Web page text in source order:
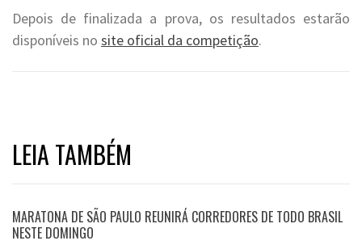
Depois de finalizada a prova, os resultados estarão
disponíveis no site oficial da competição.
LEIA TAMBÉM
MARATONA DE SÃO PAULO REUNIRÁ CORREDORES DE TODO BRASIL
NESTE DOMINGO